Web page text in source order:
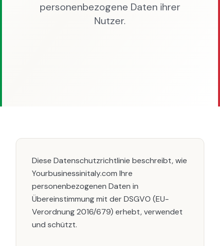
personenbezogene Daten ihrer
Nutzer.
Diese Datenschutzrichtlinie beschreibt, wie
Yourbusinessinitaly.com Ihre
personenbezogenen Daten in
Übereinstimmung mit der DSGVO (EU-
Verordnung 2016/679) erhebt, verwendet
und schützt.